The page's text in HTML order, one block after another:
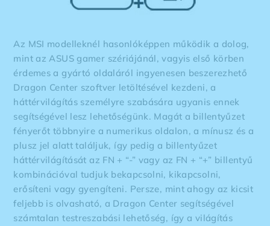
Az MSI modelleknél hasonlóképpen működik a dolog,
mint az ASUS gamer szériájánál, vagyis első körben
érdemes a gyártó oldaláról ingyenesen beszerezhető
Dragon Center szoftver letöltésével kezdeni, a
háttérvilágítás személyre szabására ugyanis ennek
segítségével lesz lehetőségünk. Magát a billentyűzet
fényerőt többnyire a numerikus oldalon, a mínusz és a
plusz jel alatt találjuk, így pedig a billentyűzet
háttérvilágítását az FN + “-” vagy az FN + “+” billentyű
kombinációval tudjuk bekapcsolni, kikapcsolni,
erősíteni vagy gyengíteni. Persze, mint ahogy az kicsit
feljebb is olvasható, a Dragon Center segítségével
számtalan testreszabási lehetőség, így a világítás